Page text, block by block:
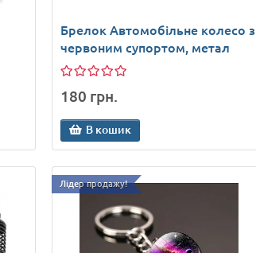
Брелок Автомобільне колесо з
червоним супортом, метал
180 грн.
В кошик
Лідер продажу!